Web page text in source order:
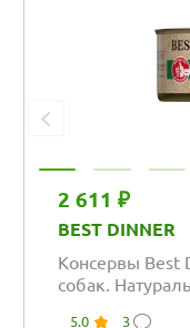
2 611 ₽
BEST DINNER
Консервы Best
собак.
5.0 3